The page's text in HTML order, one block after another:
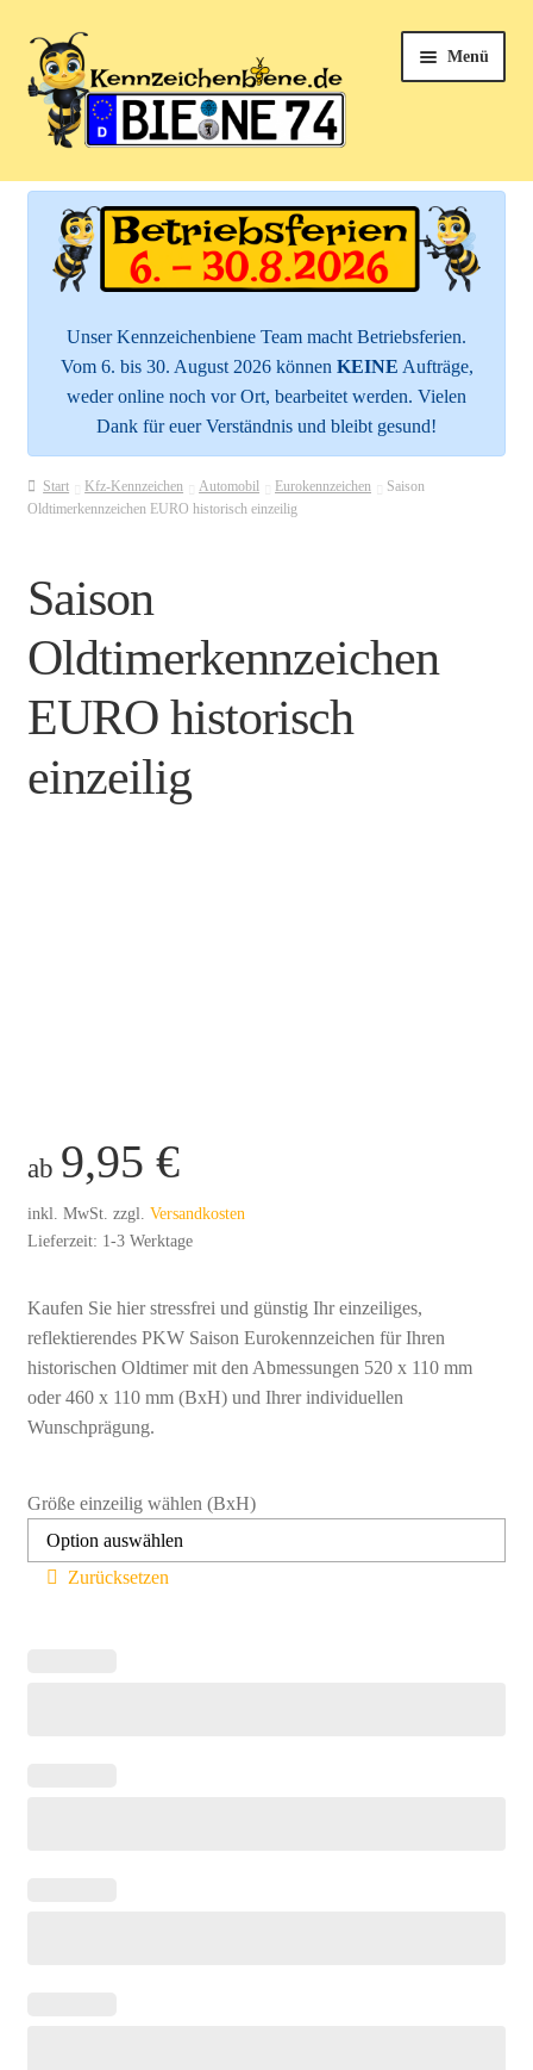
Zur
Navigation
springen
Zum
Inhalt
springen
k
i
c
e
n
b
i
e
n
Menü
Kfz-Kennzeichen
öffnen
Kennzeichenhalter
öffnen
Zubehör
Unser Kennzeichenbiene Team macht Betriebsferien.
Vom 6. bis 30. August 2026 können KEINE Aufträge,
weder online noch vor Ort, bearbeitet werden. Vielen
Dank für euer Verständnis und bleibt gesund!
Start Kfz-Kennzeichen Automobil Eurokennzeichen
Saison
Oldtimerkennzeichen EURO historisch einzeilig
Saison
Oldtimerkennzeichen
EURO historisch
einzeilig
ab 9,95 €
inkl. MwSt. zzgl. Versandkosten
Lieferzeit: 1-3 Werktage
Kaufen Sie hier stressfrei und günstig Ihr einzeiliges,
reflektierendes PKW Saison Eurokennzeichen für Ihren
historischen Oldtimer mit den Abmessungen 520 x 110 mm
oder 460 x 110 mm (BxH) und Ihrer individuellen
Wunschprägung.
Größe einzeilig wählen (BxH)
Zurücksetzen